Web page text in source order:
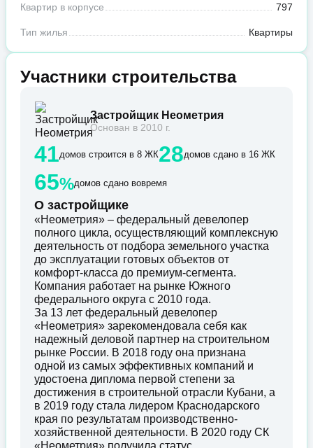
Квартир в корпусе 797
Тип жилья Квартиры
Участники строительства
Застройщик Неометрия
Основан в 2010 г.
41домов строится в 8 ЖК28домов сдано в 16 ЖК
65%домов сдано вовремя
О застройщике
«Неометрия» – федеральный девелопер
полного цикла, осуществляющий комплексную
деятельность от подбора земельного участка
до эксплуатации готовых объектов от
комфорт-класса до премиум-сегмента.
Компания работает на рынке Южного
федерального округа с 2010 года.
За 13 лет федеральный девелопер
«Неометрия» зарекомендовала себя как
надежный деловой партнер на строительном
рынке России. В 2018 году она признана
одной из самых эффективных компаний и
удостоена диплома первой степени за
достижения в строительной отрасли Кубани, а
в 2019 году стала лидером Краснодарского
края по результатам производственно-
хозяйственной деятельности. В 2020 году СК
«Неометрия» получила статус